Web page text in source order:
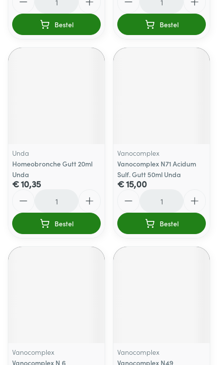
Bestel Bestel
Unda
Homeobronche Gutt 20ml
Unda
€ 10,35
Bestel
Vanocomplex
Vanocomplex N71 Acidum
Sulf. Gutt 50ml Unda
€ 15,00
Bestel
Vanocomplex
Vanocomplex N 6
Vanocomplex
Vanocomplex N49